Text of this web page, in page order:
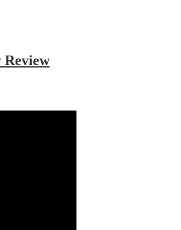
Review